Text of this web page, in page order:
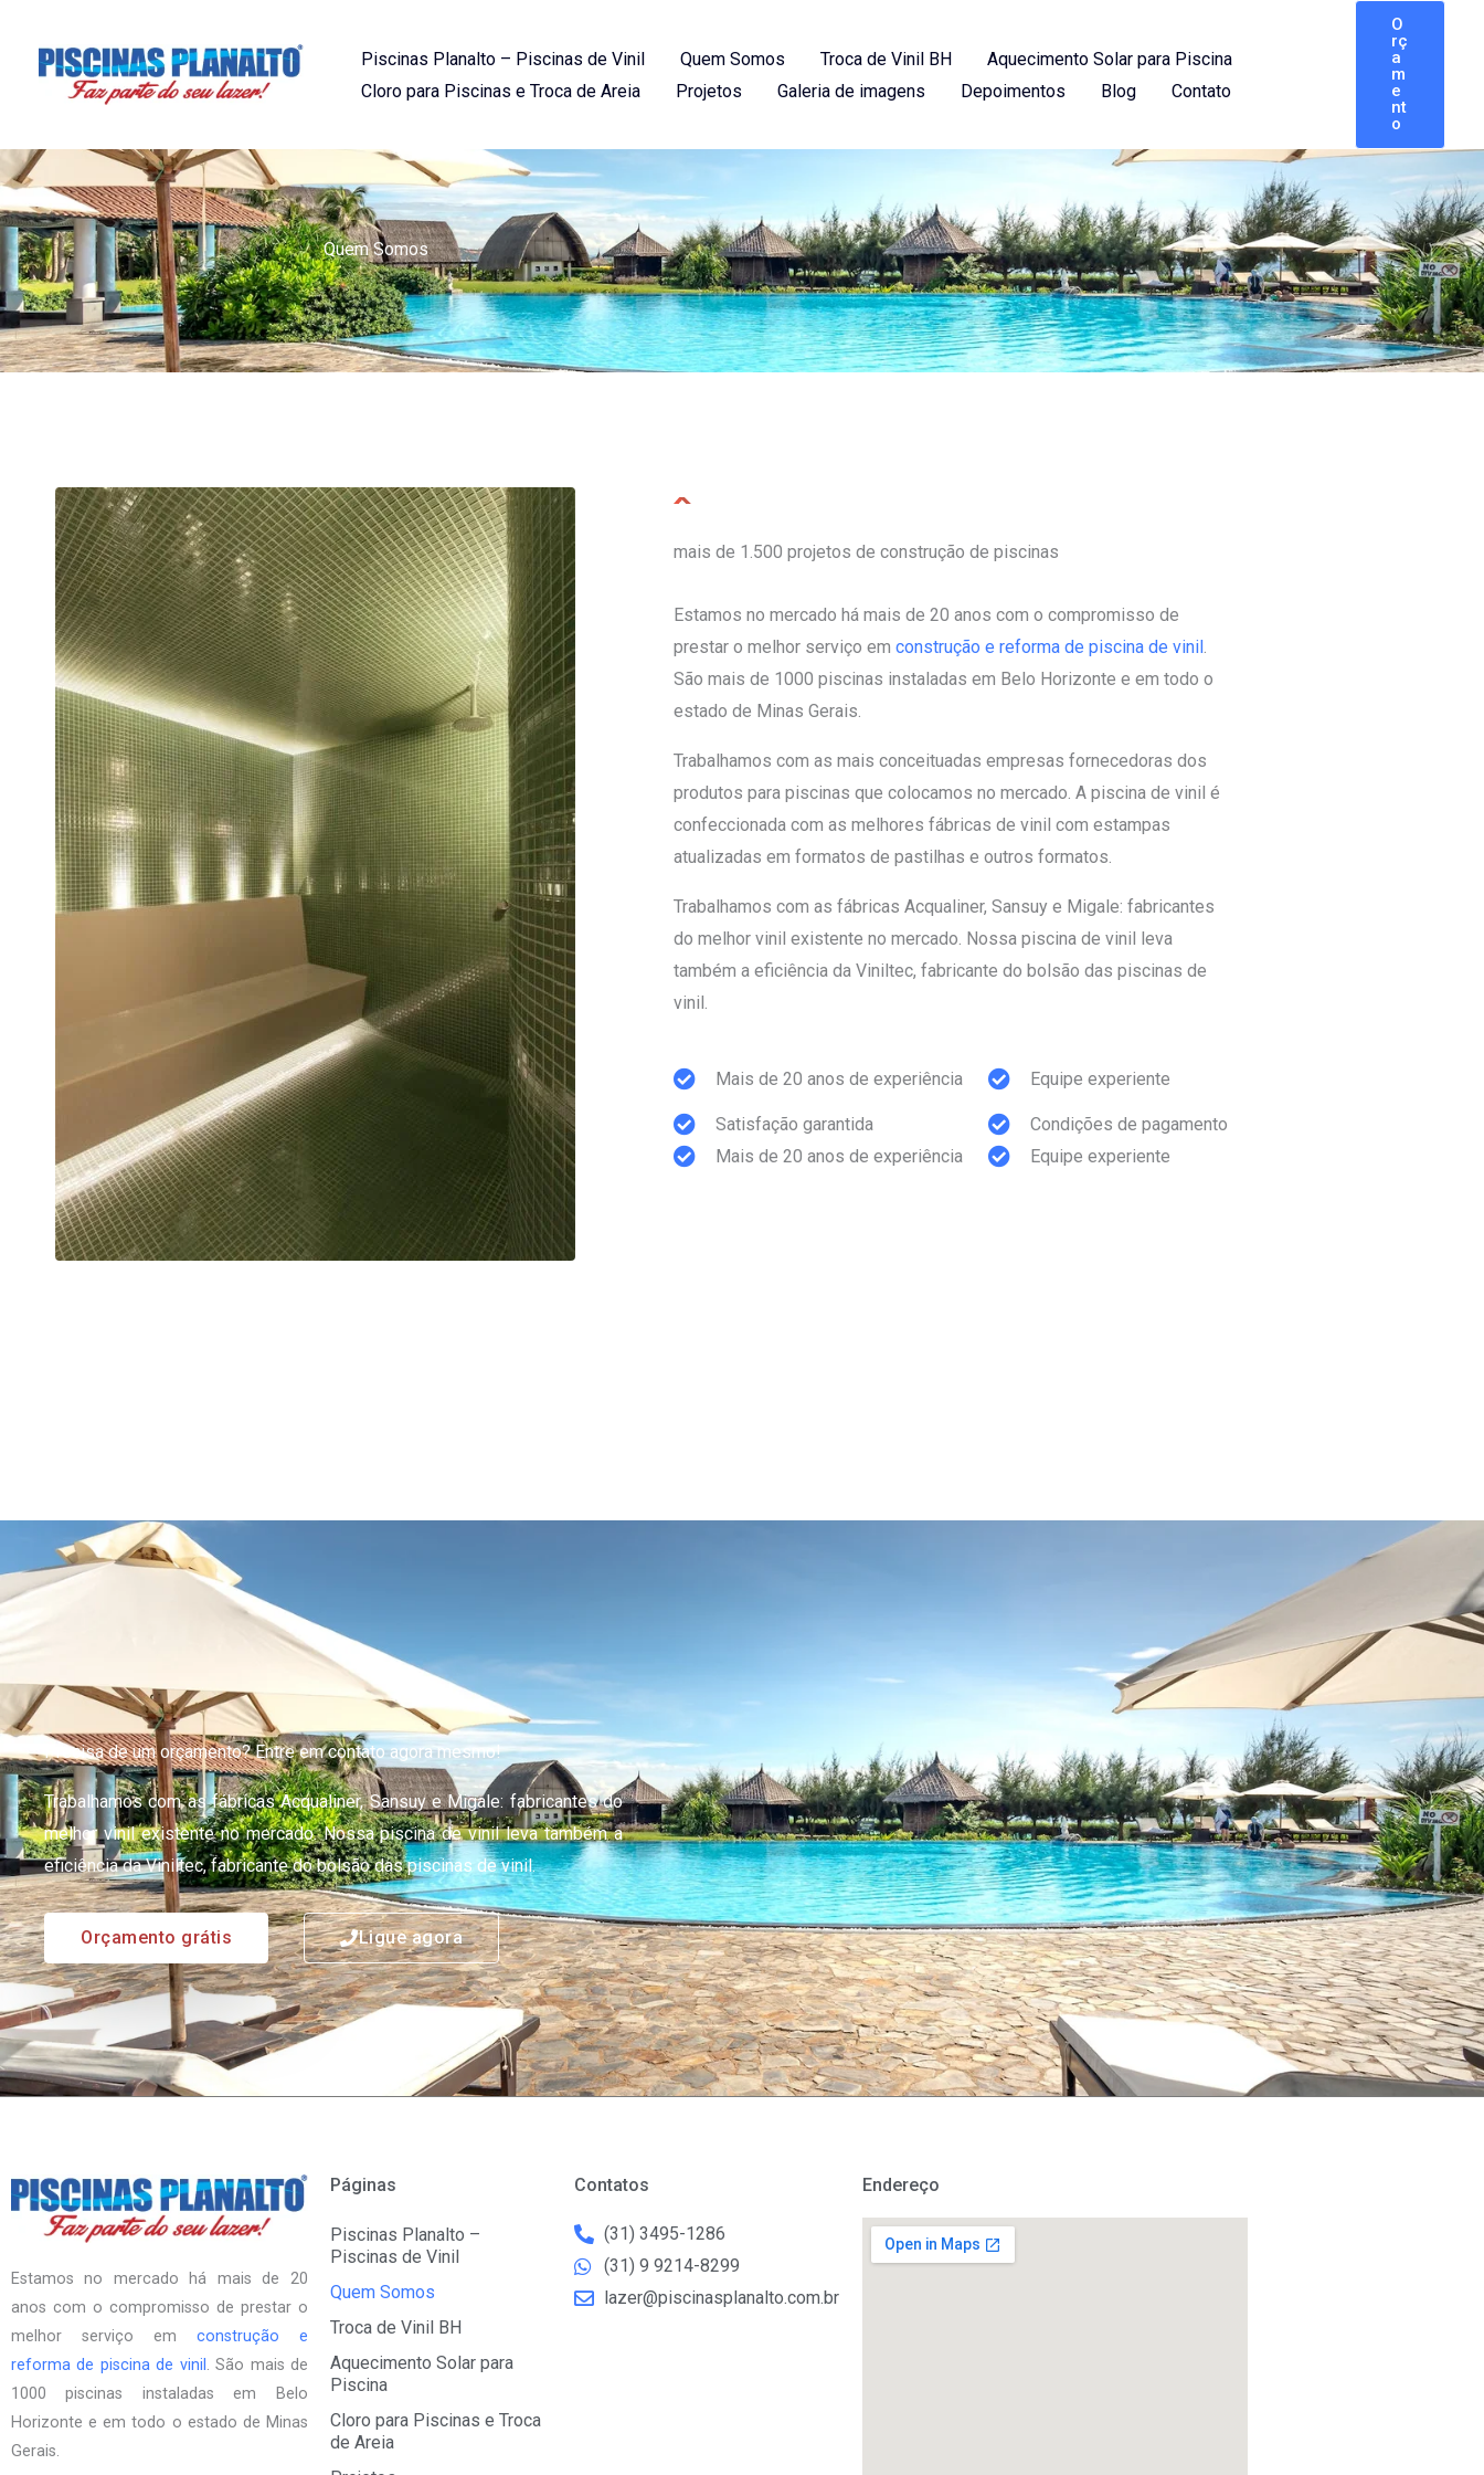
Piscinas Planalto – Piscinas de Vinil Quem Somos Troca de Vinil BH
Aquecimento Solar para Piscina
Cloro para Piscinas e Troca de Areia
Projetos Galeria de imagens Depoimentos Blog Contato
O
rç
a
m
e
nt
o
Quem Somos
mais de 1.500 projetos de construção de piscinas
Estamos no mercado há mais de 20 anos com o compromisso de
prestar o melhor serviço em construção e reforma de piscina de vinil.
São mais de 1000 piscinas instaladas em Belo Horizonte e em todo o
estado de Minas Gerais.
Trabalhamos com as mais conceituadas empresas fornecedoras dos
produtos para piscinas que colocamos no mercado. A piscina de vinil é
confeccionada com as melhores fábricas de vinil com estampas
atualizadas em formatos de pastilhas e outros formatos.
Trabalhamos com as fábricas Acqualiner, Sansuy e Migale: fabricantes
do melhor vinil existente no mercado. Nossa piscina de vinil leva
também a eficiência da Viniltec, fabricante do bolsão das piscinas de
vinil.
Mais de 20 anos de experiência
Satisfação garantida
Equipe experiente
Condições de pagamento
Mais de 20 anos de experiência
Equipe experiente
Precisa de um orçamento? Entre em contato agora mesmo!
Trabalhamos com as fábricas Acqualiner, Sansuy e Migale: fabricantes do
melhor vinil existente no mercado. Nossa piscina de vinil leva também a
eficiência da Viniltec, fabricante do bolsão das piscinas de vinil.
Orçamento grátis Ligue agora
Estamos no mercado há mais de 20
anos com o compromisso de prestar o
melhor serviço em construção e
reforma de piscina de vinil . São mais de
1000 piscinas instaladas em Belo
Horizonte e em todo o estado de Minas
Gerais.
Páginas
Piscinas Planalto –
Piscinas de Vinil
Quem Somos
Troca de Vinil BH
Aquecimento Solar para
Piscina
Cloro para Piscinas e Troca
de Areia
Contatos
(31) 3495-1286
(31) 9 9214-8299
lazer@piscinasplanalto.com.br
Endereço